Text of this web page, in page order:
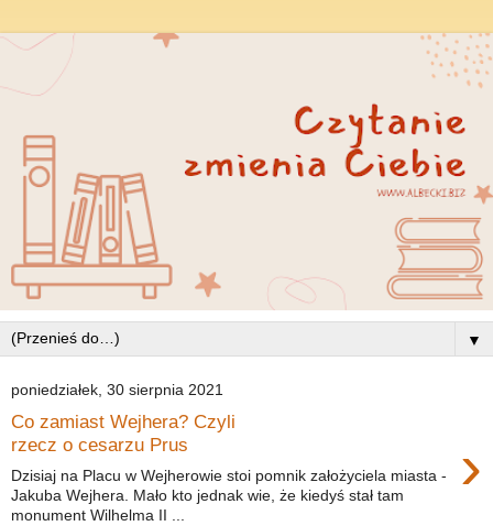
▼
poniedziałek, 30 sierpnia 2021
Co zamiast Wejhera? Czyli
rzecz o cesarzu Prus
›
Dzisiaj na Placu w Wejherowie stoi pomnik założyciela miasta -
Jakuba Wejhera. Mało kto jednak wie, że kiedyś stał tam
monument Wilhelma II ...